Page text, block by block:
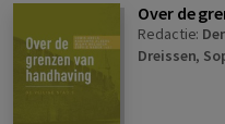
Over de
Redactie:
Dreissen,